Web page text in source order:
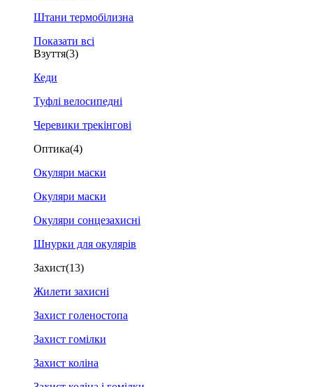
Штани термобілизна
Показати всі
Взуття(3)
Кеди
Туфлі велосипедні
Черевики трекінгові
Оптика(4)
Окуляри маски
Окуляри маски
Окуляри сонцезахисні
Шнурки для окулярів
Захист(13)
Жилети захисні
Захист голеностопа
Захист гомілки
Захист коліна